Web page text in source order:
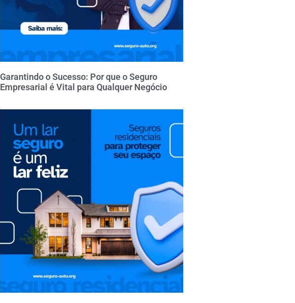
Garantindo o Sucesso: Por que o Seguro
Empresarial é Vital para Qualquer Negócio